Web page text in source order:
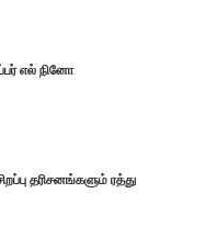
எல் நினோ
தரிசனங்களும் ரத்து